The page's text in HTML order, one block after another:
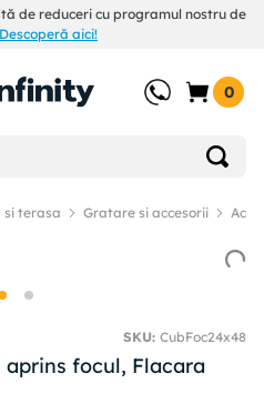
de reduceri cu programul nostru de
Descoperă aici!
0
si terasa Gratare si accesorii
SKU: CubFoc24x48
aprins focul, Flacara